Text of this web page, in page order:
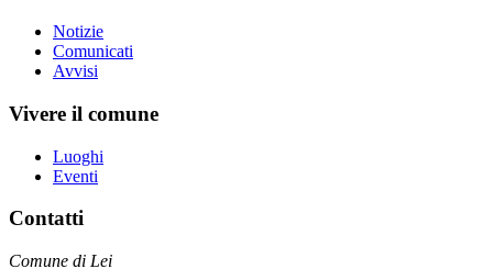
Notizie
Comunicati
Avvisi
Vivere il comune
Luoghi
Eventi
Contatti
Comune di Lei